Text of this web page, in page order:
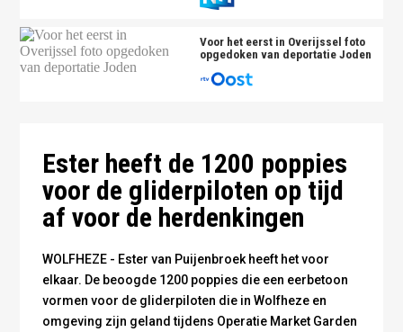
Voor het eerst in Overijssel foto
opgedoken van deportatie Joden
De poppies die een krans gaan vormen - foto Ester
Ester heeft de 1200 poppies
voor de gliderpiloten op tijd
af voor de herdenkingen
WOLFHEZE - Ester van Puijenbroek heeft het voor
elkaar. De beoogde 1200 poppies die een eerbetoon
vormen voor de gliderpiloten die in Wolfheze en
omgeving zijn geland tijdens Operatie Market Garden